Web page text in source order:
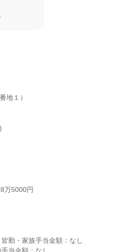
地１）
万5000円
勤・家族手当金額：なし